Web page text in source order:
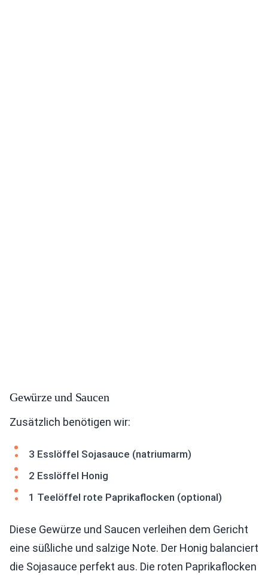
Gewürze und Saucen
Zusätzlich benötigen wir:
3 Esslöffel Sojasauce (natriumarm)
2 Esslöffel Honig
1 Teelöffel rote Paprikaflocken (optional)
Diese Gewürze und Saucen verleihen dem Gericht
eine süßliche und salzige Note. Der Honig balanciert
die Sojasauce perfekt aus. Die roten Paprikaflocken